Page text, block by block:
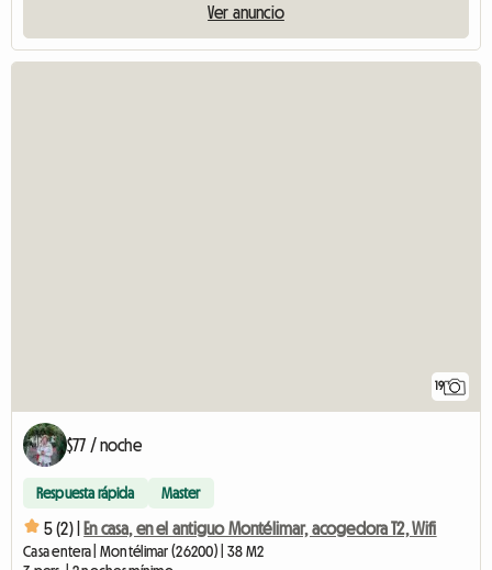
Ver anuncio
19
$77 / noche
Respuesta rápida Master
5 (2) | En casa, en el antiguo Montélimar, acogedora T2, Wifi
Casa entera | Montélimar (26200) | 38 M2